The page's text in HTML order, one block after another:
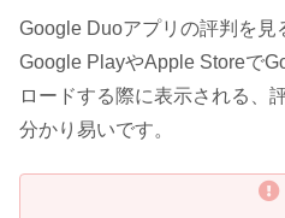
Google Duoアプリの評判を見
Google PlayやApple Storeで
ロードする際に表示される、
分かり易いです。